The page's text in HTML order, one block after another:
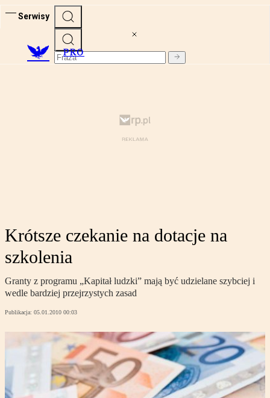
Serwisy
PRO
Krótsze czekanie na dotacje na
szkolenia
Granty z programu „Kapitał ludzki” mają być udzielane szybciej i
wedle bardziej przejrzystych zasad
Publikacja: 05.01.2010 00:03